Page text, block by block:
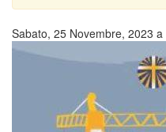
Sabato, 25 Novembre, 2023 a